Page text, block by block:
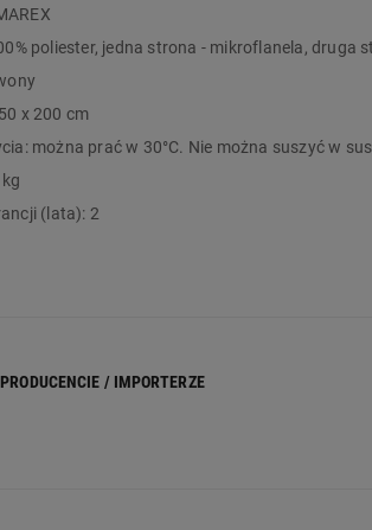
w dotyku
jako narzuta na łóżko lub kanapę
poliester, jedna strona - mikroflanela, druga
x 200 cm
można prać w 30°C. Nie można suszyć w
(lata): 2
/ IMPORTERZE